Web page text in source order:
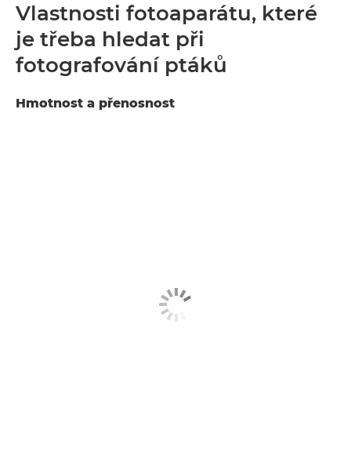
Vlastnosti fotoaparátu, které
je třeba hledat při
fotografování ptáků
Hmotnost a přenosnost